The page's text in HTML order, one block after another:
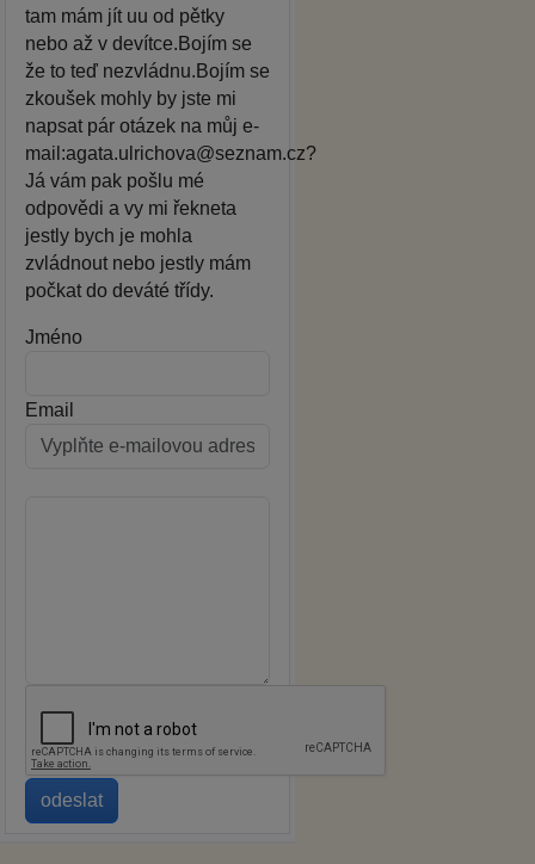
tam mám jít uu od pětky
nebo až v devítce.Bojím se
že to teď nezvládnu.Bojím se
zkoušek mohly by jste mi
napsat pár otázek na můj e-
mail:agata.ulrichova@seznam.cz?
Já vám pak pošlu mé
odpovědi a vy mi řekneta
jestly bych je mohla
zvládnout nebo jestly mám
počkat do deváté třídy.
Jméno
Email